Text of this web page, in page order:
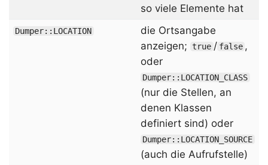
so viele Elemente hat
Dumper::LOCATION
die Ortsangabe
anzeigen;
true / false ,
oder
Dumper::LOCATION_CLASS
(nur die Stellen, an
denen Klassen
definiert sind) oder
Dumper::LOCATION_SOURCE
(auch die Aufrufstelle)